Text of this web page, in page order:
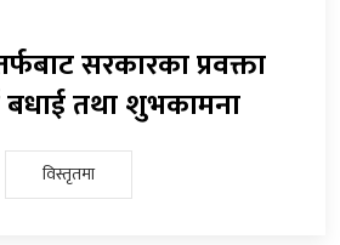
सरकारका प्रवक्ता
तथा शुभकामना
विस्तृतमा